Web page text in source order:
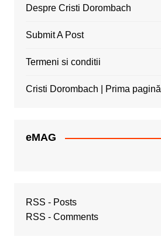
Despre Cristi Dorombach
Submit A Post
Termeni si conditii
Cristi Dorombach | Prima pagină
eMAG
RSS - Posts
RSS - Comments